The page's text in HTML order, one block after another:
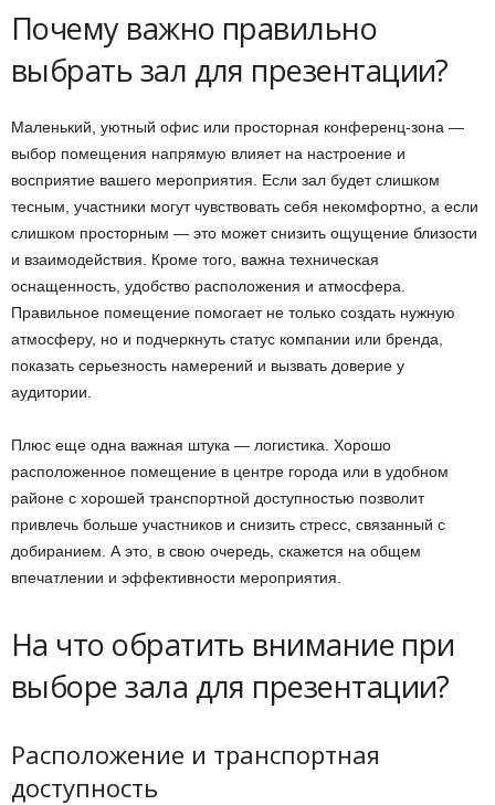
Почему важно правильно
выбрать зал для презентации?
Маленький, уютный офис или просторная конференц-зона —
выбор помещения напрямую влияет на настроение и
восприятие вашего мероприятия. Если зал будет слишком
тесным, участники могут чувствовать себя некомфортно, а если
слишком просторным — это может снизить ощущение близости
и взаимодействия. Кроме того, важна техническая
оснащенность, удобство расположения и атмосфера.
Правильное помещение помогает не только создать нужную
атмосферу, но и подчеркнуть статус компании или бренда,
показать серьезность намерений и вызвать доверие у
аудитории.
Плюс еще одна важная штука — логистика. Хорошо
расположенное помещение в центре города или в удобном
районе с хорошей транспортной доступностью позволит
привлечь больше участников и снизить стресс, связанный с
добиранием. А это, в свою очередь, скажется на общем
впечатлении и эффективности мероприятия.
На что обратить внимание при
выборе зала для презентации?
Расположение и транспортная
доступность